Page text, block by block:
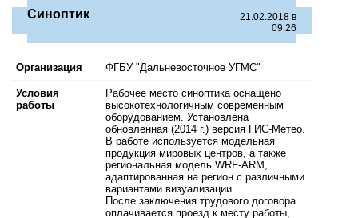
Синоптик
21.02.2018 в
09:26
Организация ФГБУ "Дальневосточное УГМС"
Условия
работы
Рабочее место синоптика оснащено
высокотехнологичным современным
оборудованием. Установлена
обновленная (2014 г.) версия ГИС-Метео.
В работе используется модельная
продукция мировых центров, а также
региональная модель WRF-ARM,
адаптированная на регион с различными
вариантами визуализации.
После заключения трудового договора
оплачивается проезд к месту работы,